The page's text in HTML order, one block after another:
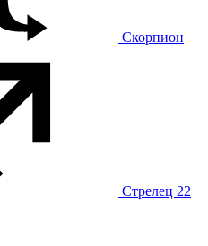
Скорпион
Стрелец 22